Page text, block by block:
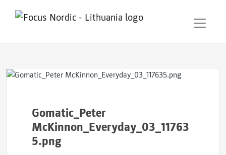
Gomatic_Peter
McKinnon_Everyday_03_11763
5.png